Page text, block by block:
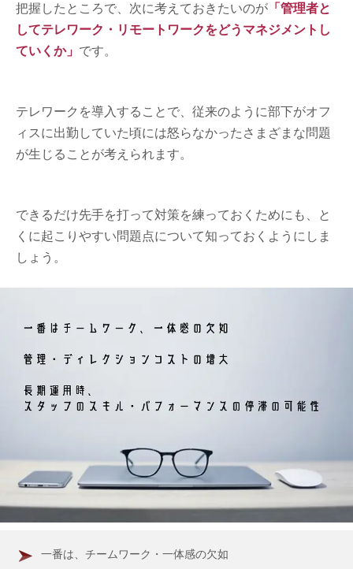
把握したところで、次に考えておきたいのが 「管理者と
してテレワーク・リモートワークをどうマネジメントし
ていくか」 です。
テレワークを導入することで、従来のように部下がオフ
ィスに出勤していた頃には怒らなかったさまざまな問題
が生じることが考えられます。
できるだけ先手を打って対策を練っておくためにも、と
くに起こりやすい問題点について知っておくようにしま
しょう。
一番は、チームワーク・一体感の欠如